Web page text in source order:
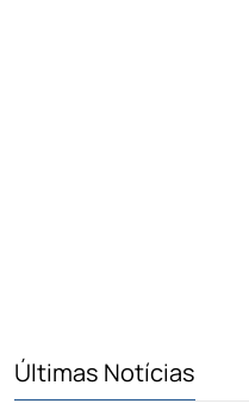
Últimas Notícias